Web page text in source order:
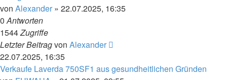
von Alexander » 22.07.2025, 16:35
0Antworten
1544Zugriffe
Letzter Beitragvon Alexander
22.07.2025, 16:35
Verkaufe Laverda 750SF1 aus gesundheitlichen Gründen